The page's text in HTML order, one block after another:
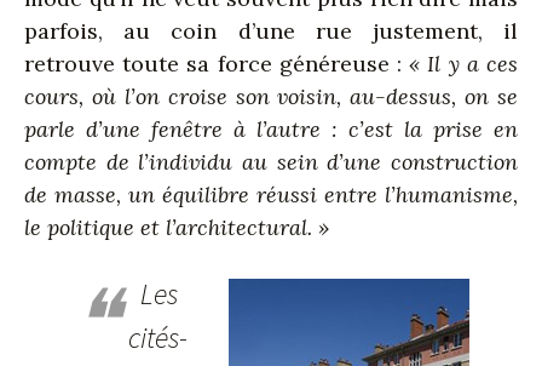
parfois, au coin d’une rue justement, il
retrouve toute sa force généreuse :« Il y a ces
cours, où l’on croise son voisin, au-dessus, on se
parle d’une fenêtre à l’autre : c’est la prise en
compte de l’individu au sein d’une construction
de masse, un équilibre réussi entre l’humanisme,
le politique et l’architectural. »
❝ Les
cités-